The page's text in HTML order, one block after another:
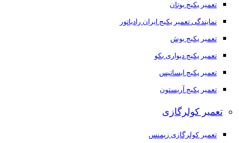
تعمیر پکیج بوتان
نمایندگی تعمیر پکیج ایران رادیاتور
تعمیر پکیج بوش
تعمیر پکیج دیواری بکو
تعمیر پکیج ایساتیس
تعمیر پکیج آریستون
تعمیر کولرگازی
تعمیر کولرگازی زیمنس